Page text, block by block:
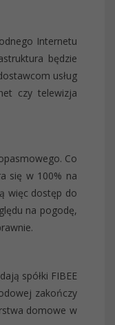
Internetu
będzie
usług
czy telewizja
Co
się w 100% na
więc dostęp do
na pogodę,
spółki FIBEE
zakończy
domowe w